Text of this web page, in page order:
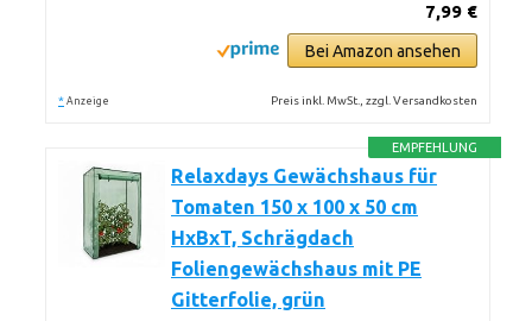
7,99 €
Bei Amazon ansehen
* Anzeige Preis inkl. MwSt., zzgl. Versandkosten
EMPFEHLUNG
Relaxdays Gewächshaus für
Tomaten 150 x 100 x 50 cm
HxBxT, Schrägdach
Foliengewächshaus mit PE
Gitterfolie, grün